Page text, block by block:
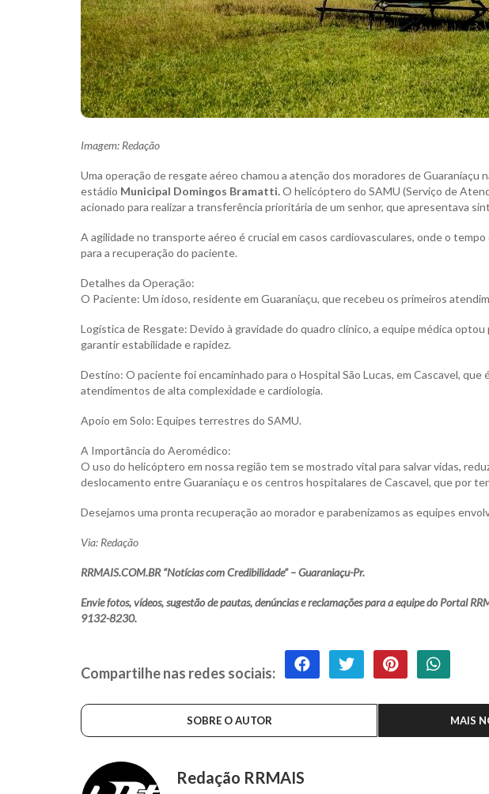
Imagem: Redação
Uma operação de resgate aéreo chamou a atenção dos moradores de Guaraniaçu
estádio Municipal Domingos Bramatti.O helicóptero do SAMU (Serviço de
acionado para realizar a transferência prioritária de um senhor, que apresentava
A agilidade no transporte aéreo é crucial em casos cardiovasculares, onde o
para a recuperação do paciente.
Detalhes da Operação:
O Paciente: Um idoso, residente em Guaraniaçu, que recebeu os primeiros
Logística de Resgate: Devido à gravidade do quadro clínico, a equipe médica
garantir estabilidade e rapidez.
Destino: O paciente foi encaminhado para o Hospital São Lucas, em Cascavel, que
atendimentos de alta complexidade e cardiologia.
Apoio em Solo: Equipes terrestres do SAMU.
A Importância do Aeromédico:
O uso do helicóptero em nossa região tem se mostrado vital para salvar vidas,
deslocamento entre Guaraniaçu e os centros hospitalares de Cascavel, que por
Desejamos uma pronta recuperação ao morador e parabenizamos as equipes
Via: Redação
RRMAIS.COM.BR “Notícias com Credibilidade” – Guaraniaçu-Pr.
Envie fotos, vídeos, sugestão de pautas, denúncias e reclamações para a equipe do Portal
9132-8230.
Compartilhe nas redes sociais:
SOBRE O AUTOR MAIS
Redação RRMAIS